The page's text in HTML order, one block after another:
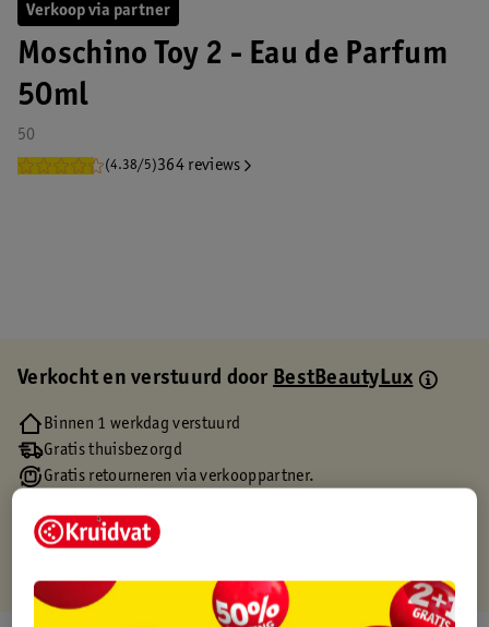
Verkoop via partner
Moschino Toy 2 - Eau de Parfum
50ml
50
(4.38/5)364 reviews
Verkocht en verstuurd doorBestBeautyLux
Binnen 1 werkdag verstuurd
Gratis thuisbezorgd
Gratis retourneren via verkooppartner.